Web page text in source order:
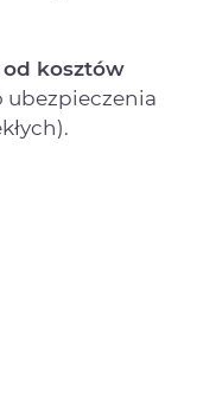
kosztów
ubezpieczenia